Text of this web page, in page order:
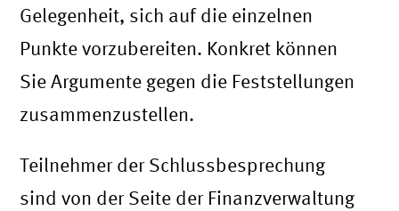
Gelegenheit, sich auf die einzelnen
Punkte vorzubereiten. Konkret können
Sie Argumente gegen die Feststellungen
zusammenzustellen.
Teilnehmer der Schlussbesprechung
sind von der Seite der Finanzverwaltung